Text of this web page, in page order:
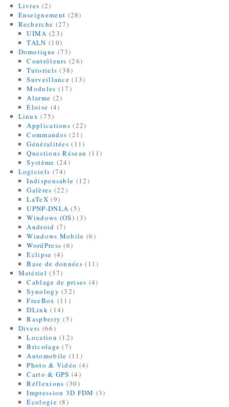
Livres (2)
Enseignement (28)
Recherche (27)
UIMA (23)
TALN (10)
Domotique (73)
Contrôleurs (26)
Tutoriels (38)
Surveillance (13)
Modules (17)
Alarme (2)
Eloise (4)
Linux (75)
Applications (22)
Commandes (21)
Généralitées (11)
Questions Réseau (11)
Système (24)
Logiciels (74)
Indispensable (12)
Galères (22)
LaTeX (9)
UPNP-DNLA (5)
Windows (OS) (3)
Android (7)
Windows Mobile (6)
WordPress (6)
Eclipse (4)
Base de données (11)
Matériel (57)
Cablage de prises (4)
Synology (32)
FreeBox (11)
DLink (14)
Raspberry (5)
Divers (66)
Location (12)
Bricolage (7)
Automobile (11)
Photo & Vidéo (4)
Carto & GPS (4)
Réflexions (30)
Impression 3D FDM (3)
Écologie (8)